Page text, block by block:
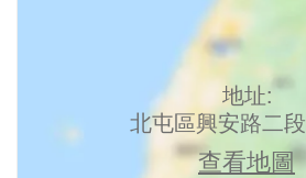
地址:
北屯區興安路二
查看地圖